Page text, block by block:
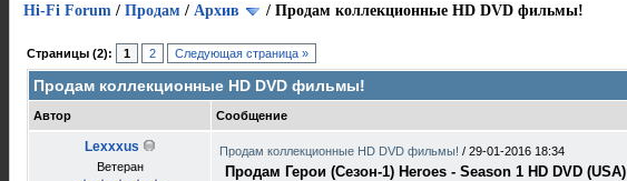
Hi-Fi Forum / Продам / Архив / Продам коллекционные HD DVD фильмы!
Страницы (2): 1 2 Следующая страница »
Продам коллекционные HD DVD фильмы!
Автор Сообщение
Lexxxus
Ветеран
Продам коллекционные HD DVD фильмы! / 29-01-2016 18:34
Продам Герои (Сезон-1) Heroes - Season 1 HD DVD (USА)